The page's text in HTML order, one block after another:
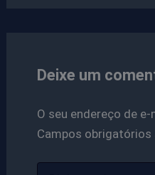
Deixe um
O seu endereço de
Campos